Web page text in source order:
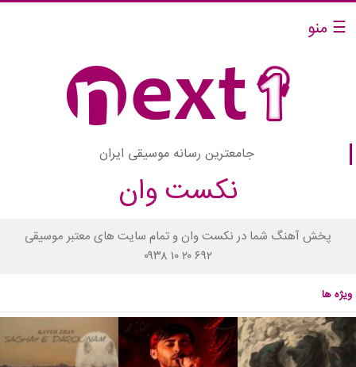
☰ منو
جامعترین رسانه موسیقی ایران
نکست وان
پخش آهنگ شما در نکست وان و تمام سایت های معتبر موسیقی
۰۹۳۸ ۱۰ ۲۰ ۶۹۲
ویژه ها